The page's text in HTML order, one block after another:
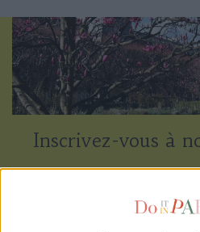
Inscrivez-vous à